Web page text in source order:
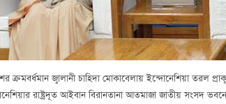
ক্রমবর্ধমান জ্বালানী চাহিদা মোকাবেলায় ইন্দোনেশিয়া তরল
রাষ্ট্রদূত আইবান বিরানতানা আতমাজা জাতীয় সংসদ ভবনে